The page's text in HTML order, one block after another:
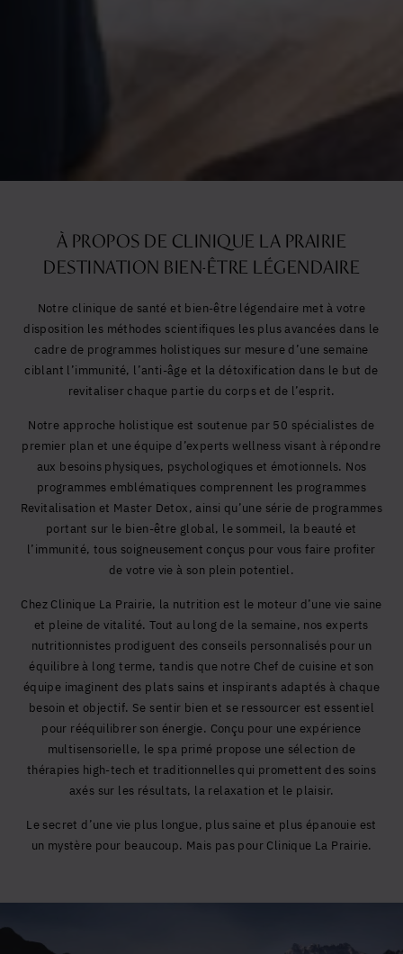
À PROPOS DE CLINIQUE LA PRAIRIE
DESTINATION BIEN-ÊTRE LÉGENDAIRE
Notre clinique de santé et bien-être légendaire met à votre
disposition les méthodes scientifiques les plus avancées dans le
cadre de programmes holistiques sur mesure d’une semaine
ciblant l’immunité, l’anti-âge et la détoxification dans le but de
revitaliser chaque partie du corps et de l’esprit.
Notre approche holistique est soutenue par 50 spécialistes de
premier plan et une équipe d’experts wellness visant à répondre
aux besoins physiques, psychologiques et émotionnels. Nos
programmes emblématiques comprennent les programmes
Revitalisation et Master Detox, ainsi qu’une série de programmes
portant sur le bien-être global, le sommeil, la beauté et
l’immunité, tous soigneusement conçus pour vous faire profiter
de votre vie à son plein potentiel.
Chez Clinique La Prairie, la nutrition est le moteur d’une vie saine
et pleine de vitalité. Tout au long de la semaine, nos experts
nutritionnistes prodiguent des conseils personnalisés pour un
équilibre à long terme, tandis que notre Chef de cuisine et son
équipe imaginent des plats sains et inspirants adaptés à chaque
besoin et objectif. Se sentir bien et se ressourcer est essentiel
pour rééquilibrer son énergie. Conçu pour une expérience
multisensorielle, le spa primé propose une sélection de
thérapies high-tech et traditionnelles qui promettent des soins
axés sur les résultats, la relaxation et le plaisir.
Le secret d’une vie plus longue, plus saine et plus épanouie est
un mystère pour beaucoup. Mais pas pour Clinique La Prairie.